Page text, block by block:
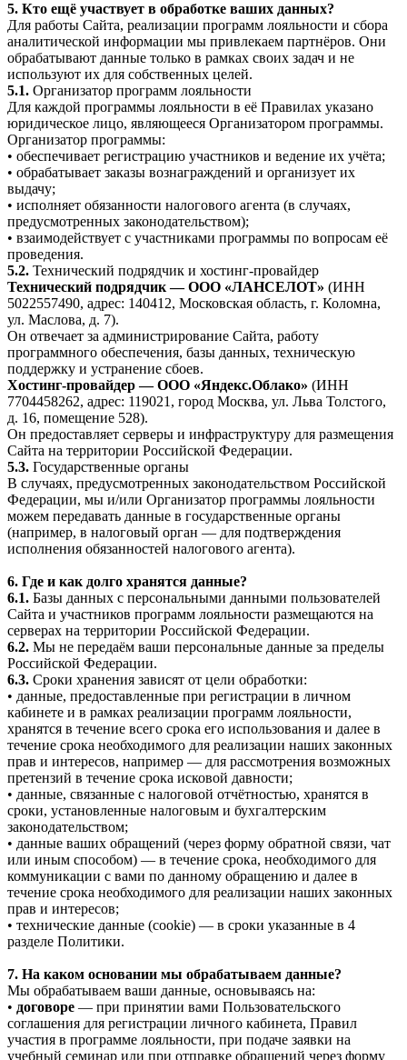
5. Кто ещё участвует в обработке ваших данных?
Для работы Сайта, реализации программ лояльности и сбора
аналитической информации мы привлекаем партнёров. Они
обрабатывают данные только в рамках своих задач и не
используют их для собственных целей.
5.1. Организатор программ лояльности
Для каждой программы лояльности в её Правилах указано
юридическое лицо, являющееся Организатором программы.
Организатор программы:
• обеспечивает регистрацию участников и ведение их учёта;
• обрабатывает заказы вознаграждений и организует их
выдачу;
• исполняет обязанности налогового агента (в случаях,
предусмотренных законодательством);
• взаимодействует с участниками программы по вопросам её
проведения.
5.2. Технический подрядчик и хостинг-провайдер
Технический подрядчик — ООО «ЛАНСЕЛОТ» (ИНН
5022557490, адрес: 140412, Московская область, г. Коломна,
ул. Маслова, д. 7).
Он отвечает за администрирование Сайта, работу
программного обеспечения, базы данных, техническую
поддержку и устранение сбоев.
Хостинг-провайдер — ООО «Яндекс.Облако» (ИНН
7704458262, адрес: 119021, город Москва, ул. Льва Толстого,
д. 16, помещение 528).
Он предоставляет серверы и инфраструктуру для размещения
Сайта на территории Российской Федерации.
5.3. Государственные органы
В случаях, предусмотренных законодательством Российской
Федерации, мы и/или Организатор программы лояльности
можем передавать данные в государственные органы
(например, в налоговый орган — для подтверждения
исполнения обязанностей налогового агента).
6. Где и как долго хранятся данные?
6.1. Базы данных с персональными данными пользователей
Сайта и участников программ лояльности размещаются на
серверах на территории Российской Федерации.
6.2. Мы не передаём ваши персональные данные за пределы
Российской Федерации.
6.3. Сроки хранения зависят от цели обработки:
• данные, предоставленные при регистрации в личном
кабинете и в рамках реализации программ лояльности,
хранятся в течение всего срока его использования и далее в
течение срока необходимого для реализации наших законных
прав и интересов, например — для рассмотрения возможных
претензий в течение срока исковой давности;
• данные, связанные с налоговой отчётностью, хранятся в
сроки, установленные налоговым и бухгалтерским
законодательством;
• данные ваших обращений (через форму обратной связи, чат
или иным способом) — в течение срока, необходимого для
коммуникации с вами по данному обращению и далее в
течение срока необходимого для реализации наших законных
прав и интересов;
• технические данные (cookie) — в сроки указанные в 4
разделе Политики.
7. На каком основании мы обрабатываем данные?
Мы обрабатываем ваши данные, основываясь на:
• договоре — при принятии вами Пользовательского
соглашения для регистрации личного кабинета, Правил
участия в программе лояльности, при подаче заявки на
учебный семинар или при отправке обращений через форму